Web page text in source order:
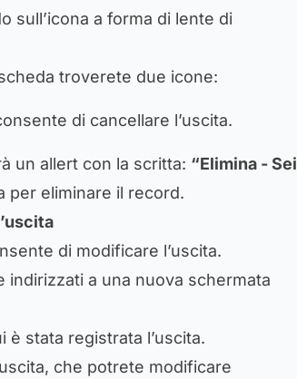
sull’icona a forma di lente di
troverete due icone:
di cancellare l’uscita.
un allert con la scritta: “Elimina - Sei
per eliminare il record.
di modificare l’uscita.
a una nuova schermata
è stata registrata l’uscita.
che potrete modificare